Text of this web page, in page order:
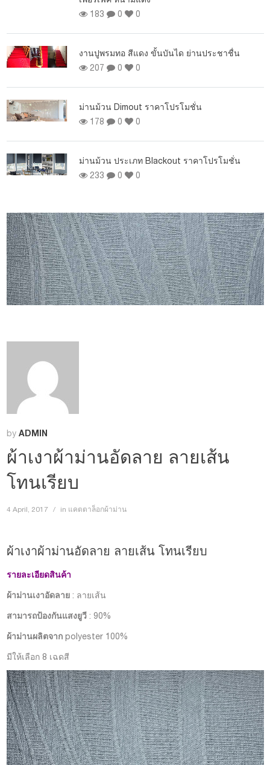
183
0 0
งานปูพรมทอ สีแดง ขั้นบันได ย่านประชาชื่น
207
0 0
ม่านม้วน Dimout ราคาโปรโมชั่น
178
0 0
ม่านม้วน ประเภท Blackout ราคาโปรโมชั่น
233
0 0
by ADMIN
ผ้าเงาผ้าม่านอัดลาย ลายเส้น
โทนเรียบ
4 April, 2017 in แคตตาล็อกผ้าม่าน
ผ้าเงาผ้าม่านอัดลาย ลายเส้น โทนเรียบ
รายละเอียดสินค้า
ผ้าม่านเงาอัดลาย : ลายเส้น
สามารถป้องกันแสงยูวี : 90%
ผ้าม่านผลิตจาก polyester 100%
มีให้เลือก 8 เฉดสี